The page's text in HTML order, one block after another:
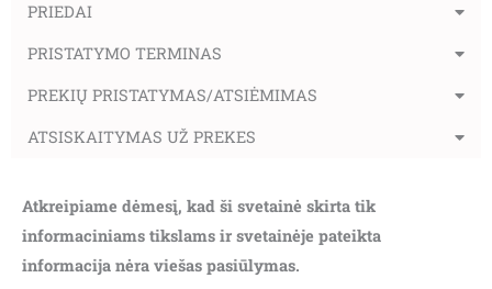
PRIEDAI
PRISTATYMO TERMINAS
PREKIŲ PRISTATYMAS/ATSIĖMIMAS
ATSISKAITYMAS UŽ PREKES
Atkreipiame dėmesį, kad ši svetainė skirta tik
informaciniams tikslams ir svetainėje pateikta
informacija nėra viešas pasiūlymas.